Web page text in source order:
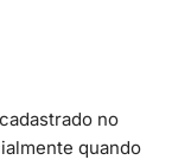
no
quando